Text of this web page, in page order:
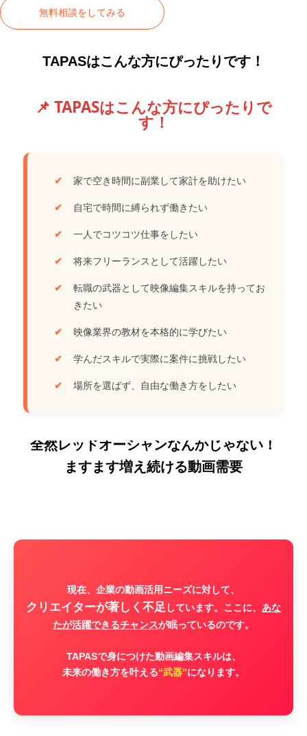
無料相談をしてみる
TAPASはこんな方にぴったりです！
📌 TAPASはこんな方にぴったりで
す！
家で空き時間に副業して家計を助けたい
自宅で時間に縛られず働きたい
一人でコツコツ仕事をしたい
将来フリーランスとして活躍したい
転職の武器として映像編集スキルを持ってお
きたい
映像業界の教材を本格的に学びたい
学んだスキルで実際に案件に挑戦したい
場所を選ばず、自由な働き方をしたい
全然レッドオーシャンなんかじゃない！
ますます増え続ける動画需要
現在、企業の動画活用ニーズに対して、
クリエイターが著しく不足 しています。ここに、 あな
たが活躍できるチャンスが眠っているのです。
TAPASで身につけた動画編集スキルは、
未来の働き方を叶える“武器”になります。